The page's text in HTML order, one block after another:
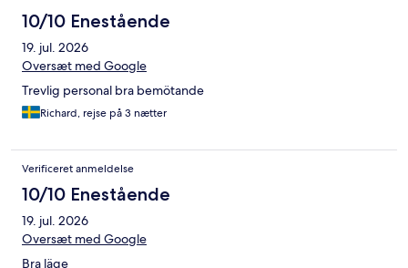
10/10 Enestående
19. jul. 2026
Oversæt med Google
Trevlig personal bra bemötande
Richard, rejse på 3 nætter
Verificeret anmeldelse
10/10 Enestående
19. jul. 2026
Oversæt med Google
Bra läge